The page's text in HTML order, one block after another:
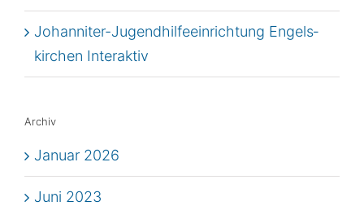
Johan­ni­ter-Jugend­hil­fe­ein­rich­tung Engels­
kir­chen Interaktiv
Archiv
Januar 2026
Juni 2023